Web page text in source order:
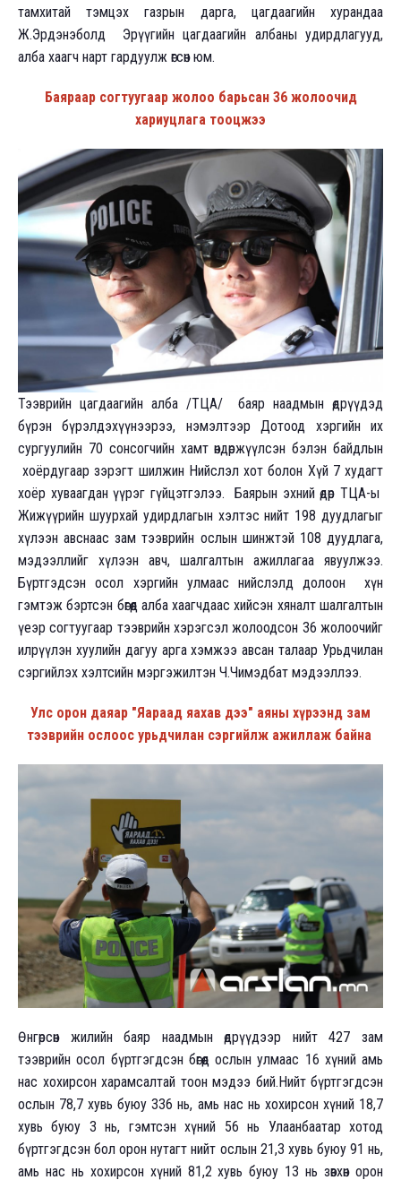
тамхитай тэмцэх газрын дарга, цагдаагийн хурандаа
Ж.Эрдэнэболд Эрүүгийн цагдаагийн албаны удирдлагууд,
алба хаагч нарт гардуулж өгсөн юм.
Баяраар согтуугаар жолоо барьсан 36 жолоочид
хариуцлага тооцжээ
Тээврийн цагдаагийн алба /ТЦА/ баяр наадмын өдрүүдэд
бүрэн бүрэлдэхүүнээрээ, нэмэлтээр Дотоод хэргийн их
сургуулийн 70 сонсогчийн хамт өндөржүүлсэн бэлэн байдлын
хоёрдугаар зэрэгт шилжин Нийслэл хот болон Хүй 7 худагт
хоёр хуваагдан үүрэг гүйцэтгэлээ. Баярын эхний өдөр ТЦА-ы
Жижүүрийн шуурхай удирдлагын хэлтэс нийт 198 дуудлагыг
хүлээн авснаас зам тээврийн ослын шинжтэй 108 дуудлага,
мэдээллийг хүлээн авч, шалгалтын ажиллагаа явуулжээ.
Бүртгэдсэн осол хэргийн улмаас нийслэлд долоон хүн
гэмтэж бэртсэн бөгөөд алба хаагчдаас хийсэн хяналт шалгалтын
үеэр согтуугаар тээврийн хэрэгсэл жолоодсон 36 жолоочийг
илрүүлэн хуулийн дагуу арга хэмжээ авсан талаар Урьдчилан
сэргийлэх хэлтсийн мэргэжилтэн Ч.Чимэдбат мэдээллээ.
Улс орон даяар "Яараад яахав дээ" аяны хүрээнд зам
тээврийн ослоос урьдчилан сэргийлж ажиллаж байна
Өнгөрсөн жилийн баяр наадмын өдрүүдээр нийт 427 зам
тээврийн осол бүртгэгдсэн бөгөөд ослын улмаас 16 хүний амь
нас хохирсон харамсалтай тоон мэдээ бий.Нийт бүртгэгдсэн
ослын 78,7 хувь буюу 336 нь, амь нас нь хохирсон хүний 18,7
хувь буюу 3 нь, гэмтсэн хүний 56 нь Улаанбаатар хотод
бүртгэгдсэн бол орон нутагт нийт ослын 21,3 хувь буюу 91 нь,
амь нас нь хохирсон хүний 81,2 хувь буюу 13 нь зөвхөн орон